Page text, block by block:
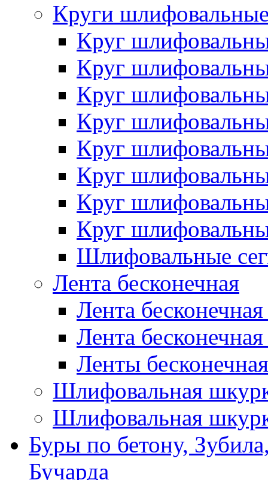
Круги
Круг
Круг
Круг
Круг
Круг
Круг
Круг
Круг
Шлифовальные
Лента бесконечная
Лента
Лента
Ленты
Шлифовальная
Шлифовальная
Буры по бетону,
Бучарда